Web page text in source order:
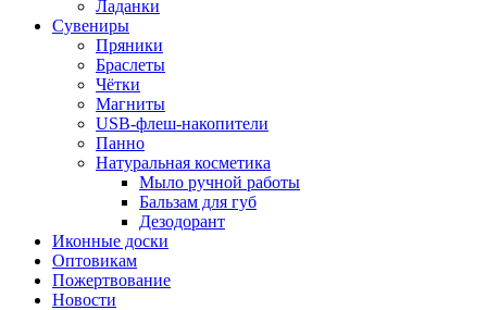
Ладанки
Сувениры
Пряники
Браслеты
Чётки
Магниты
USB-флеш-накопители
Панно
Натуральная косметика
Мыло ручной работы
Бальзам для губ
Дезодорант
Иконные доски
Оптовикам
Пожертвование
Новости